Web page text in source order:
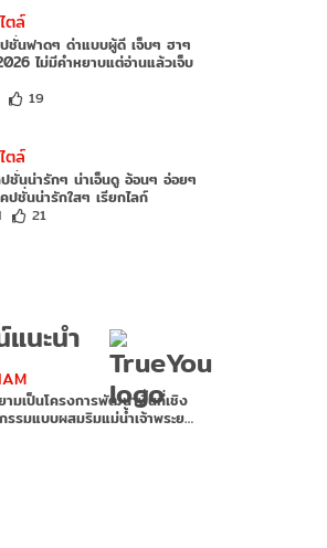
ตล์
ชั่นฟาดๆ ด่าแบบผู้ดี เจ็บๆ ฮาๆ
ไม่มีคำหยาบแต่อ่านแล้วเจ็บ
19
ตล์
ชั่นน่ารักๆ น่าเอ็นดู อ้อนๆ อ่อยๆ
ชั่นน่ารักใสๆ เรียกไลก์
21
นะนำ
ามเป็นโครงการพัฒนาพื้นที่เชิง
รมแบบผสมริมแม่น้ำเจ้าพระย…